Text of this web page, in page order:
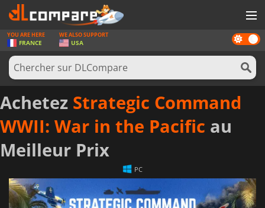
JEUX
CARTES PRÉPAYÉES
LOGICIELS
CONCOURS
MATÉRIEL
NEWS
SE CONNECTER OU S'INSCRIRE
Dark
mode
YOU ARE HERE
FRANCE
WE ALSO SUPPORT
USA
Achetez Strategic Command
WWII: War in the Pacific au
Meilleur Prix
PC